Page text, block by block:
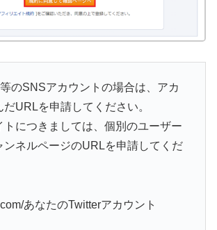
のSNSアカウントの場合は、アカ
だURLを申請してください。
トにつきましては、個別のユーザー
ンネルページのURLを申請してくだ
あなたのTwitterアカウント